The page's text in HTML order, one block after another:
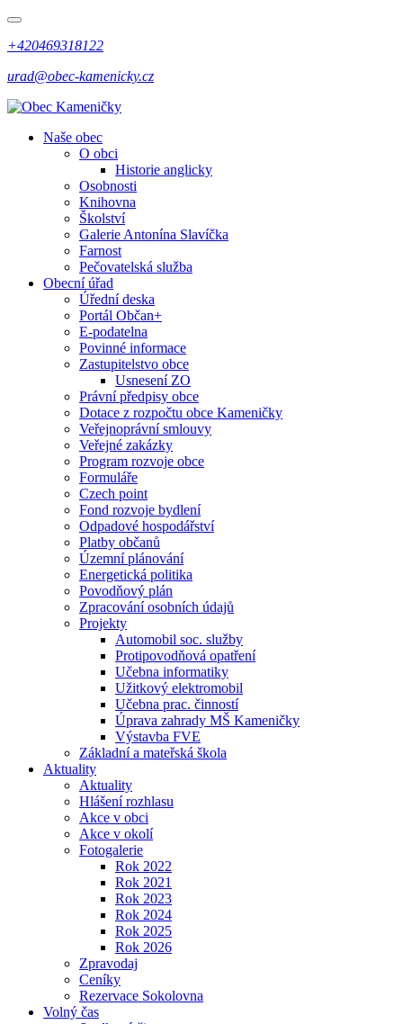
+420469318122
urad@obec-kamenicky.cz
Naše obec
O obci
Historie anglicky
Osobnosti
Knihovna
Školství
Galerie Antonína Slavíčka
Farnost
Pečovatelská služba
Obecní úřad
Úřední deska
Portál Občan+
E-podatelna
Povinné informace
Zastupitelstvo obce
Usnesení ZO
Právní předpisy obce
Dotace z rozpočtu obce Kameničky
Veřejnoprávní smlouvy
Veřejné zakázky
Program rozvoje obce
Formuláře
Czech point
Fond rozvoje bydlení
Odpadové hospodářství
Platby občanů
Územní plánování
Energetická politika
Povodňový plán
Zpracování osobních údajů
Projekty
Automobil soc. služby
Protipovodňová opatření
Učebna informatiky
Užitkový elektromobil
Učebna prac. činností
Úprava zahrady MŠ Kameničky
Výstavba FVE
Základní a mateřská škola
Aktuality
Aktuality
Hlášení rozhlasu
Akce v obci
Akce v okolí
Fotogalerie
Rok 2022
Rok 2021
Rok 2023
Rok 2024
Rok 2025
Rok 2026
Zpravodaj
Ceníky
Rezervace Sokolovna
Volný čas